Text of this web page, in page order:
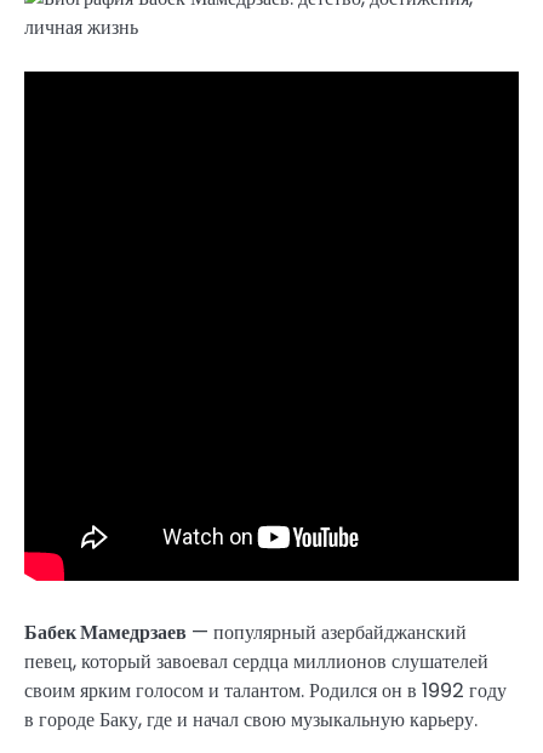
Бабек Мамедрзаев — популярный азербайджанский
певец, который завоевал сердца миллионов слушателей
своим ярким голосом и талантом. Родился он в 1992 году
в городе Баку, где и начал свою музыкальную карьеру.